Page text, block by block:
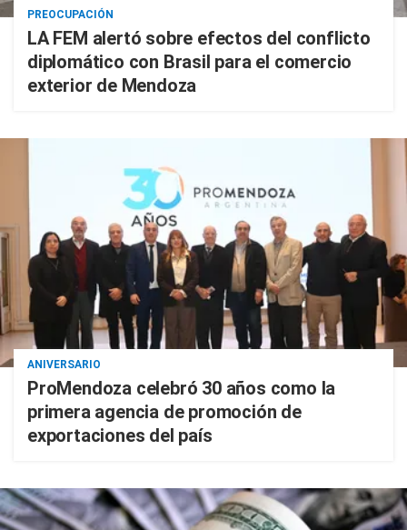
PREOCUPACIÓN
LA FEM alertó sobre efectos del conflicto
diplomático con Brasil para el comercio
exterior de Mendoza
ANIVERSARIO
ProMendoza celebró 30 años como la
primera agencia de promoción de
exportaciones del país